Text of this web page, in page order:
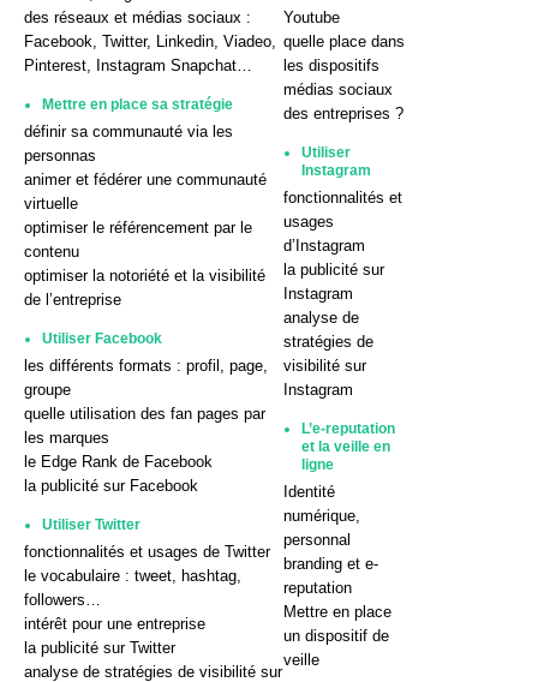
des réseaux et médias sociaux :
Facebook, Twitter, Linkedin, Viadeo,
Pinterest, Instagram Snapchat…
Mettre en place sa stratégie
définir sa communauté via les
personnas
animer et fédérer une communauté
virtuelle
optimiser le référencement par le
contenu
optimiser la notoriété et la visibilité
de l’entreprise
Utiliser Facebook
les différents formats : profil, page,
groupe
quelle utilisation des fan pages par
les marques
le Edge Rank de Facebook
la publicité sur Facebook
Utiliser Twitter
fonctionnalités et usages de Twitter
le vocabulaire : tweet, hashtag,
followers…
intérêt pour une entreprise
la publicité sur Twitter
analyse de stratégies de visibilité sur
Youtube
quelle place dans
les dispositifs
médias sociaux
des entreprises ?
Utiliser
Instagram
fonctionnalités et
usages
d’Instagram
la publicité sur
Instagram
analyse de
stratégies de
visibilité sur
Instagram
L’e-reputation
et la veille en
ligne
Identité
numérique,
personnal
branding et e-
reputation
Mettre en place
un dispositif de
veille